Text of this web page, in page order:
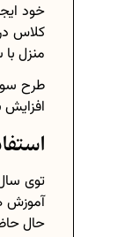
خود
کلاس
منزل
طرح
توی
آموزش
حال